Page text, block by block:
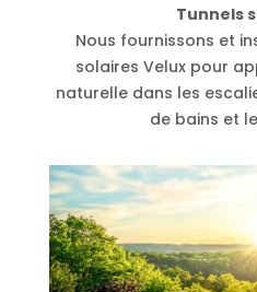
Tunnels
Nous fournissons et
solaires Velux pour
naturelle dans les
de bains et